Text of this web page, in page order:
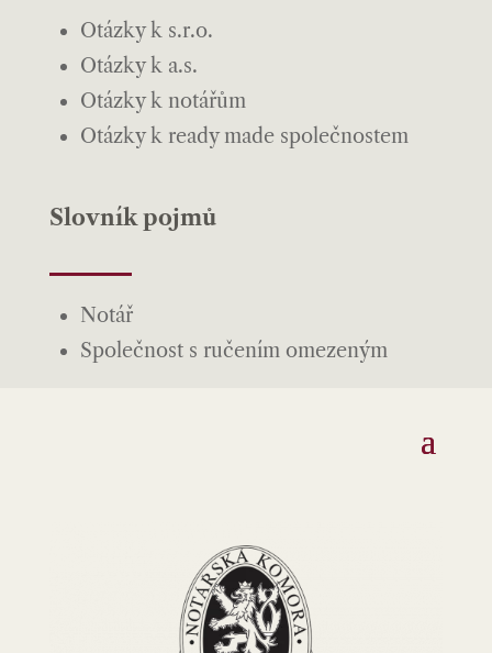
Otázky k s.r.o.
Otázky k a.s.
Otázky k notářům
Otázky k ready made společnostem
Slovník pojmů
Notář
Společnost s ručením omezeným